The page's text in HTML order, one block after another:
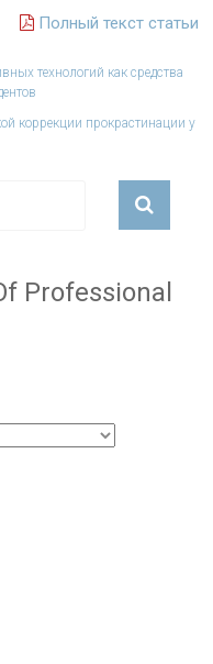
Полный текст статьи
технологий как средства
коррекции прокрастинации у
Professional